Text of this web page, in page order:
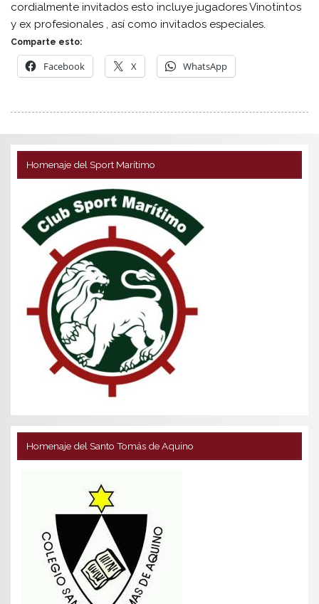
cordialmente invitados esto incluye jugadores Vinotintos
y ex profesionales , así como invitados especiales.
Comparte esto:
Facebook X WhatsApp
Homenaje del Sport Marítimo
Homenaje del Santo Tomás de Aquino